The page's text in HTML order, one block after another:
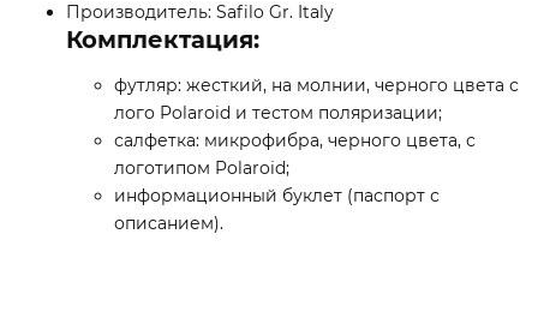
Производитель: Safilo Gr. Italy
Комплектация:
футляр: жесткий, на молнии, черного цвета с
лого Polaroid и тестом поляризации;
салфетка: микрофибра, черного цвета, с
логотипом Polaroid;
информационный буклет (паспорт с
описанием).